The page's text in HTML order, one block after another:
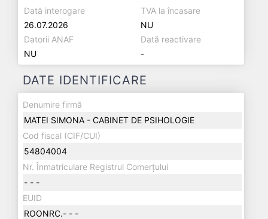
Dată interogare
26.07.2026
TVA la încasare
NU
Datorii ANAF
NU
Dată reactivare
-
DATE IDENTIFICARE
Denumire firmă
MATEI SIMONA - CABINET DE PSIHOLOGIE
Cod fiscal (CIF/CUI)
54804004
Nr. Înmatriculare Registrul Comerțului
- - -
EUID
ROONRC.- - -